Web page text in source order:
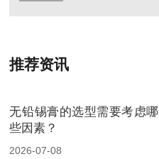
推荐资讯
无铅锡膏的选型需要考虑哪
些因素？
2026-07-08